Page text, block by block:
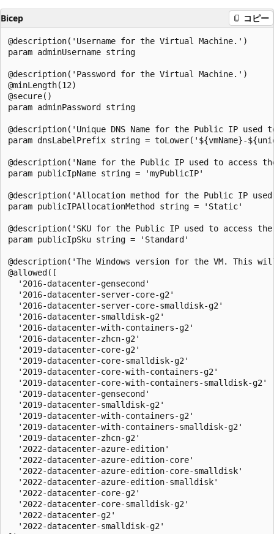
Bicep コピー
@description('Username for the Virtual Machine.')
param adminUsername string
@description('Password for the Virtual Machine.')
@minLength(12)
@secure()
param adminPassword string
@description('Unique DNS Name for the Public IP
param dnsLabelPrefix string = toLower('${vmName}-
@description('Name for the Public IP used to access
param publicIpName string = 'myPublicIP'
@description('Allocation method for the Public IP
param publicIPAllocationMethod string = 'Static'
@description('SKU for the Public IP used to access
param publicIpSku string = 'Standard'
@description('The Windows version for the VM. This
@allowed([
  '2016-datacenter-gensecond'
  '2016-datacenter-server-core-g2'
  '2016-datacenter-server-core-smalldisk-g2'
  '2016-datacenter-smalldisk-g2'
  '2016-datacenter-with-containers-g2'
  '2016-datacenter-zhcn-g2'
  '2019-datacenter-core-g2'
  '2019-datacenter-core-smalldisk-g2'
  '2019-datacenter-core-with-containers-g2'
  '2019-datacenter-core-with-containers-smalldisk-g2'
  '2019-datacenter-gensecond'
  '2019-datacenter-smalldisk-g2'
  '2019-datacenter-with-containers-g2'
  '2019-datacenter-with-containers-smalldisk-g2'
  '2019-datacenter-zhcn-g2'
  '2022-datacenter-azure-edition'
  '2022-datacenter-azure-edition-core'
  '2022-datacenter-azure-edition-core-smalldisk'
  '2022-datacenter-azure-edition-smalldisk'
  '2022-datacenter-core-g2'
  '2022-datacenter-core-smalldisk-g2'
  '2022-datacenter-g2'
  '2022-datacenter-smalldisk-g2'